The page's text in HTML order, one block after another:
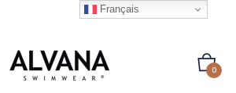
0
Français